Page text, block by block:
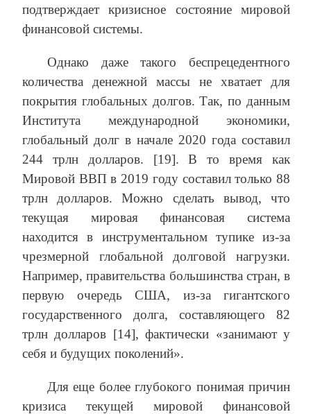
подтверждает кризисное состояние мировой
финансовой системы.
Однако даже такого беспрецедентного
количества денежной массы не хватает для
покрытия глобальных долгов. Так, по данным
Института международной экономики,
глобальный долг в начале 2020 года составил
244 трлн долларов. [19]. В то время как
Мировой ВВП в 2019 году составил только 88
трлн долларов. Можно сделать вывод, что
текущая мировая финансовая система
находится в инструментальном тупике из‑за
чрезмерной глобальной долговой нагрузки.
Например, правительства большинства стран, в
первую очередь США, из‑за гигантского
государственного долга, составляющего 82
трлн долларов [14], фактически «занимают у
себя и будущих поколений».
Для еще более глубокого понимая причин
кризиса текущей мировой финансовой